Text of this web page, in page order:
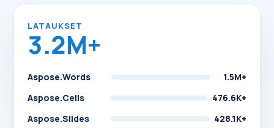
LATAUKSET
3.2M+
Aspose.Words
1.5M+
Aspose.Cells
476.6K+
Aspose.Slides
428.1K+